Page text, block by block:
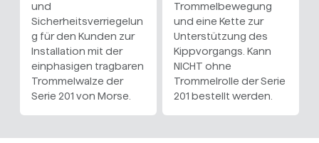
und
Sicherheitsverriegelun
g für den Kunden zur
Installation mit der
einphasigen tragbaren
Trommelwalze der
Serie 201 von Morse.
Trommelbewegung
und eine Kette zur
Unterstützung des
Kippvorgangs. Kann
NICHT ohne
Trommelrolle der Serie
201 bestellt werden.